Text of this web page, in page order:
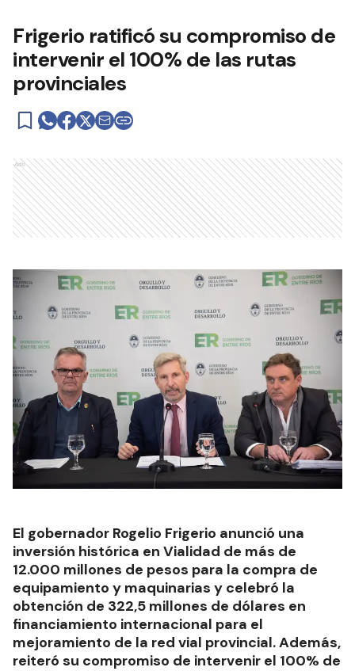
Frigerio ratificó su compromiso de
intervenir el 100% de las rutas
provinciales
Ads
El gobernador Rogelio Frigerio anunció una
inversión histórica en Vialidad de más de
12.000 millones de pesos para la compra de
equipamiento y maquinarias y celebró la
obtención de 322,5 millones de dólares en
financiamiento internacional para el
mejoramiento de la red vial provincial. Además,
reiteró su compromiso de intervenir el 100% de